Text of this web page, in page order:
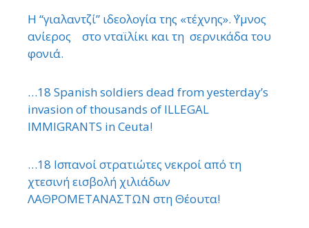
Η “γιαλαντζί” ιδεολογία της «τέχνης». ΄Υμνος
ανίερος στο νταϊλίκι και τη σερνικάδα του
φονιά.
…18 Spanish soldiers dead from yesterday’s
invasion of thousands of ILLEGAL
IMMIGRANTS in Ceuta!
…18 Ισπανοί στρατιώτες νεκροί από τη
χτεσινή εισβολή χιλιάδων
ΛΑΘΡΟΜΕΤΑΝΑΣΤΩΝ στη Θέουτα!